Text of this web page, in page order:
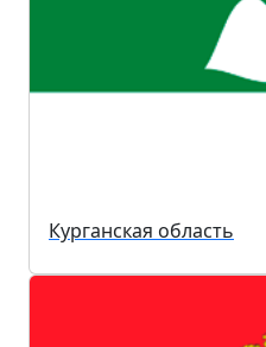
Курганская область